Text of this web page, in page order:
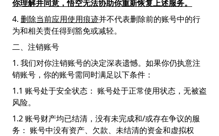
你理解并同意，悟空无法协助你重新恢复上述服务。
4. 删除当前应用使用痕迹并不代表删除前的账号中的行
为和相关责任得到豁免或减轻。
二、注销账号
1. 我们对你注销账号的决定深表遗憾。如果你仍执意注
销账号，你的账号需同时满足以下条件：
1.1 账号处于安全状态： 账号处于正常使用状态，无被盗
风险。
1.2 账号财产均已结清，没有未完成和/或存在争议的服
务： 账号中没有资产、欠款、未结清的资金和虚拟权